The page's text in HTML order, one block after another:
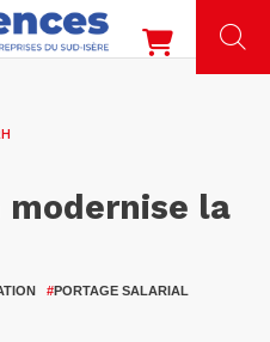
modernise la
#PORTAGE SALARIAL